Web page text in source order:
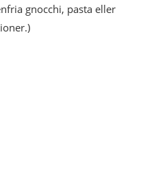
gnocchi, pasta eller